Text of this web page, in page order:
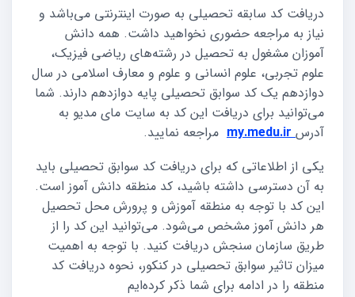
دریافت کد سابقه تحصیلی به صورت اینترنتی می‌باشد و
نیاز به مراجعه حضوری نخواهید داشت. همه دانش
آموزان مشغول به تحصیل در رشته‌های ریاضی فیزیک،
علوم تجربی، علوم انسانی و علوم و معارف اسلامی در سال
دوازدهم یک کد سوابق تحصیلی پایه دوازدهم دارند. شما
می‌توانید برای دریافت این کد به سایت مای مدیو به
آدرسmy.medu.ir
مراجعه نمایید.
یکی از اطلاعاتی که برای دریافت کد سوابق تحصیلی باید
به آن دسترسی داشته باشید، کد منطقه دانش آموز است.
این کد با توجه به منطقه آموزش و پرورش محل تحصیل
هر دانش آموز مشخص می‌شود. می‌توانید این کد را از
طریق سازمان سنجش دریافت کنید. با توجه به اهمیت
میزان تاثیر سوابق تحصیلی در کنکور، نحوه دریافت کد
منطقه را در ادامه برای شما ذکر کرده‌ایم